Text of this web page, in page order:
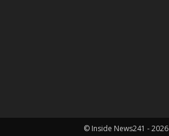
© Inside News241 - 2026